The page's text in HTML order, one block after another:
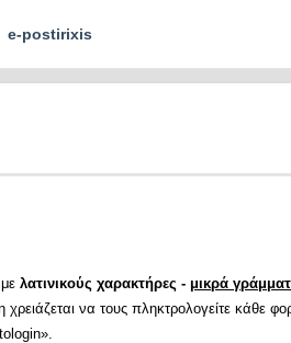
e-postirixis
μελατινικούς χαρακτήρες - μικρά
να τους πληκτρολογείτε κάθε